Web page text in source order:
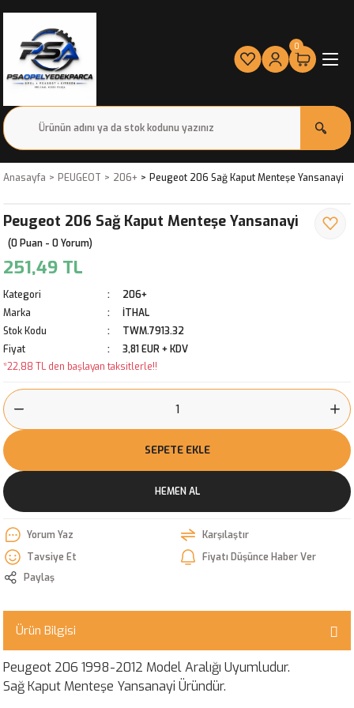
0
Anasayfa PEUGEOT 206+ Peugeot 206 Sağ Kaput Menteşe Yansanayi
Peugeot 206 Sağ Kaput Menteşe Yansanayi
(0 Puan - 0 Yorum)
251,49 TL
Kategori
206+
Marka
İTHAL
Stok Kodu
TWM.7913.32
Fiyat
3,81 EUR + KDV
*22,88 TL den başlayan taksitlerle!!
SEPETE EKLE
HEMEN AL
Yorum Yaz
Karşılaştır
Tavsiye Et
Fiyatı Düşünce Haber Ver
Paylaş
Ürün Bilgisi
Peugeot 206 1998-2012 Model Aralığı Uyumludur.
Sağ Kaput Menteşe Yansanayi Üründür.